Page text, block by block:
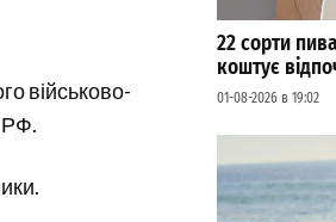
військово-
РФ.
22 сорти
коштує
01-08-2026 в 19:02